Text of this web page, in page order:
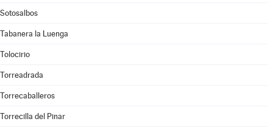
Sotosalbos
Tabanera la Luenga
Tolocirio
Torreadrada
Torrecaballeros
Torrecilla del Pinar